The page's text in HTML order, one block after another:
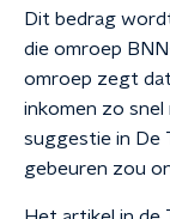
Dit bedrag
die omroep
omroep zegt
inkomen zo snel
suggestie in De
gebeuren zou